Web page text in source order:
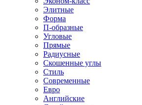
Элитные
Форма
П-образные
Угловые
Прямые
Радиусные
Скошенные углы
Стиль
Современные
Евро
Английские